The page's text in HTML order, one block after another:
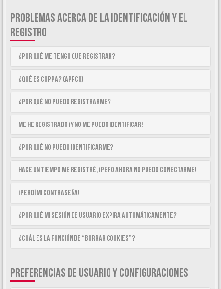
PROBLEMAS ACERCA DE LA IDENTIFICACIÓN Y EL
REGISTRO
¿Por qué me tengo que registrar?
¿Qué es COPPA? (APPCO)
¿Por qué no puedo registrarme?
Me he registrado ¡y no me puedo identificar!
¿Por qué no puedo identificarme?
Hace un tiempo me registré, ¡pero ahora no puedo conectarme!
¡Perdí mi contraseña!
¿Por qué mi sesión de usuario expira automáticamente?
¿Cuál es la función de “Borrar cookies”?
PREFERENCIAS DE USUARIO Y CONFIGURACIONES